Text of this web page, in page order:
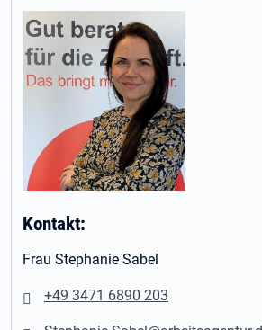
Kontakt:
Frau Stephanie Sabel
+49 3471 6890 203